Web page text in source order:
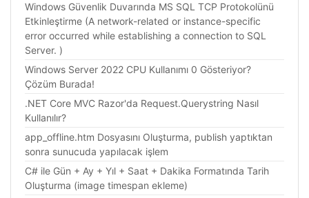
Windows Güvenlik Duvarında MS SQL TCP Protokolünü
Etkinleştirme (A network-related or instance-specific
error occurred while establishing a connection to SQL
Server. )
Windows Server 2022 CPU Kullanımı 0 Gösteriyor?
Çözüm Burada!
.NET Core MVC Razor'da Request.Querystring Nasıl
Kullanılır?
app_offline.htm Dosyasını Oluşturma, publish yaptıktan
sonra sunucuda yapılacak işlem
C# ile Gün + Ay + Yıl + Saat + Dakika Formatında Tarih
Oluşturma (image timespan ekleme)